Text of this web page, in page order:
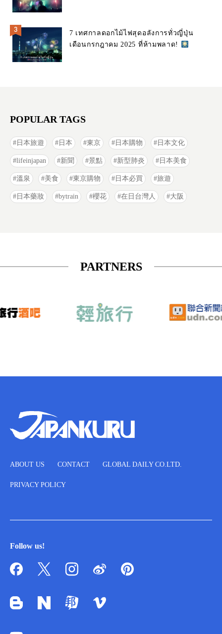
7 เทศกาลดอกไม้ไฟสุดอลังการทั่วญี่ปุ่น
เดือนกรกฎาคม 2025 ที่ห้ามพลาด!
POPULAR TAGS
日本旅遊 日本 東京 日本購物 日本文化
lifeinjapan 新聞 景點 新型肺炎 日本美食
溫泉 美食 東京購物 日本必買 旅遊
日本藥妝 bytrain 櫻花 在日台灣人 大阪
PARTNERS
ABOUT US CONTACT GLOBAL DAILY CO.LTD.
PRIVACY POLICY
Follow us!